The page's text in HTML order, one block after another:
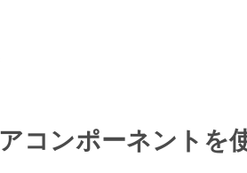
コンポーネントを